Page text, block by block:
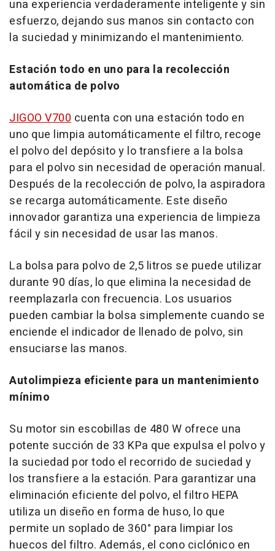
una experiencia verdaderamente inteligente y sin
esfuerzo, dejando sus manos sin contacto con
la suciedad y minimizando el mantenimiento.
Estación todo en uno para la recolección
automática de polvo
JIGOO V700 cuenta con una estación todo en
uno que limpia automáticamente el filtro, recoge
el polvo del depósito y lo transfiere a la bolsa
para el polvo sin necesidad de operación manual.
Después de la recolección de polvo, la aspiradora
se recarga automáticamente. Este diseño
innovador garantiza una experiencia de limpieza
fácil y sin necesidad de usar las manos.
La bolsa para polvo de 2,5 litros se puede utilizar
durante 90 días, lo que elimina la necesidad de
reemplazarla con frecuencia. Los usuarios
pueden cambiar la bolsa simplemente cuando se
enciende el indicador de llenado de polvo, sin
ensuciarse las manos.
Autolimpieza eficiente para un mantenimiento
mínimo
Su motor sin escobillas de 480 W ofrece una
potente succión de 33 KPa que expulsa el polvo y
la suciedad por todo el recorrido de suciedad y
los transfiere a la estación. Para garantizar una
eliminación eficiente del polvo, el filtro HEPA
utiliza un diseño en forma de huso, lo que
permite un soplado de 360° para limpiar los
huecos del filtro. Además, el cono ciclónico en